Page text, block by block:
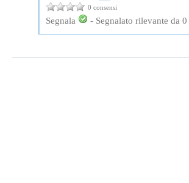
0 consensi
Segnala - Segnalato rilevante da 0